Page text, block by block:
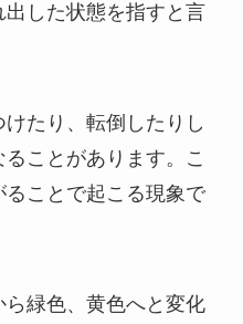
した状態を指すと言
たり、転倒したりし
ことがあります。こ
ことで起こる現象で
緑色、黄色へと変化